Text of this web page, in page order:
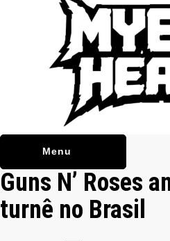
Menu
Guns N’ Roses
turnê no Brasil